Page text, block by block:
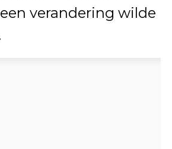
verandering wilde